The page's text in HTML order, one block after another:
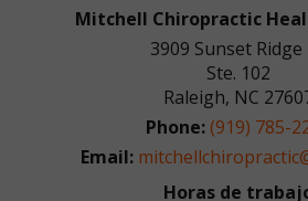
Mitchell Chiropractic
3909 Sunset Ridge
Ste. 102
Raleigh, NC
Phone: (919) 785-
Email:
Horas de